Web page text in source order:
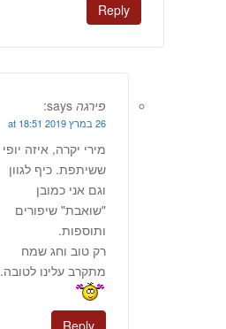
Reply
פירגה says:
26 במרץ 2019 at 18:51
מירי יקרה, איזה יופי
ששיתפת. כיף לגוון
וגם אני כמובן
"שואבת" שיפורים
ותוספות.
רק טוב וחג שמח
מתקרב עלינו לטובה.